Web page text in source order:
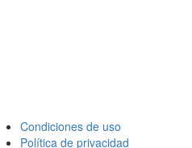
Condiciones de uso
Política de privacidad